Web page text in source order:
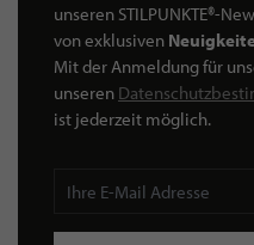
unseren STILPUNKTE®-
von exklusiven
Mit der Anmeldung für
unseren
ist jederzeit möglich.